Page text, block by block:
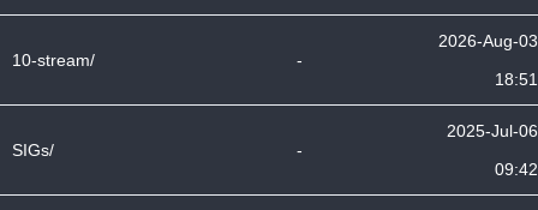
10-stream/ -
2026-Aug-03
18:51
SIGs/ -
2025-Jul-06
09:42